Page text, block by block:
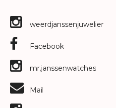
weerdjanssenjuwelier
Facebook
mr.janssenwatches
Mail